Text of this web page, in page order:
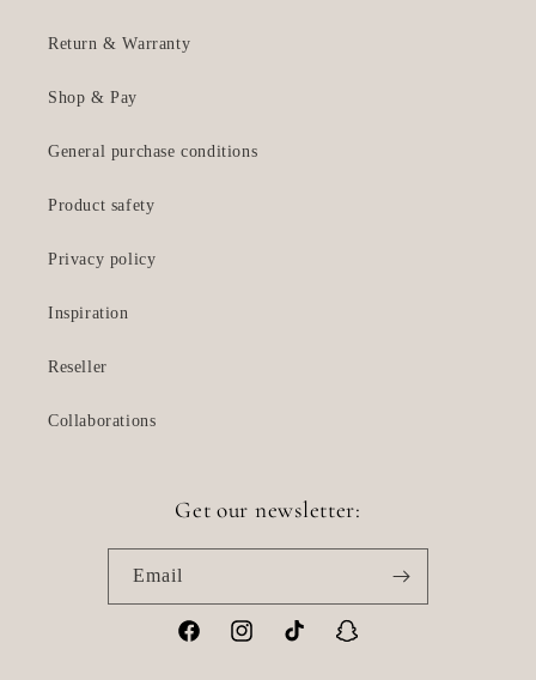
Return & Warranty
Shop & Pay
General purchase conditions
Product safety
Privacy policy
Inspiration
Reseller
Collaborations
Get our newsletter:
Email
FacebookInstagramTikTok Snapchat